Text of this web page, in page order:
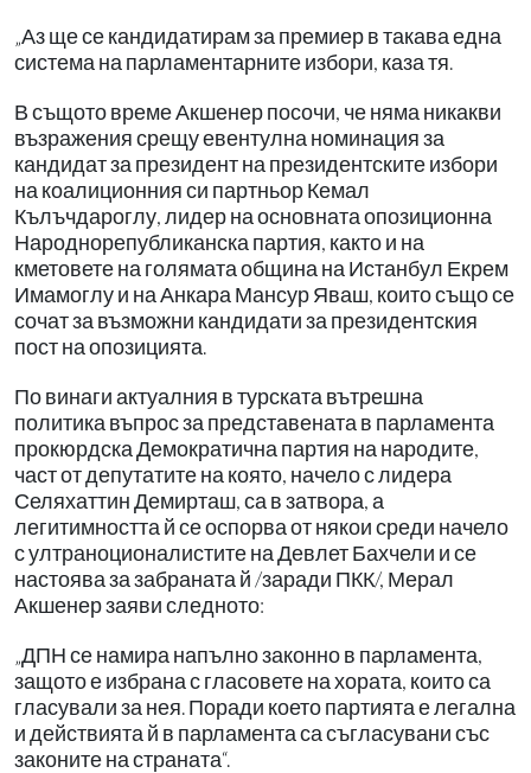
„Аз ще се кандидатирам за премиер в такава една
система на парламентарните избори, каза тя.
В същото време Акшенер посочи, че няма никакви
възражения срещу евентулна номинация за
кандидат за президент на президентските избори
на коалиционния си партньор Кемал
Кълъчдароглу, лидер на основната опозиционна
Народнорепубликанска партия, както и на
кметовете на голямата община на Истанбул Екрем
Имамоглу и на Анкара Мансур Яваш, които също се
сочат за възможни кандидати за президентския
пост на опозицията.
По винаги актуалния в турската вътрешна
политика въпрос за представената в парламента
прокюрдска Демократична партия на народите,
част от депутатите на която, начело с лидера
Селяхаттин Демирташ, са в затвора, а
легитимността й се оспорва от някои среди начело
с ултраноционалистите на Девлет Бахчели и се
настоява за забраната й /заради ПКК/, Мерал
Акшенер заяви следното:
„ДПН се намира напълно законно в парламента,
защото е избрана с гласовете на хората, които са
гласували за нея. Поради което партията е легална
и действията й в парламента са съгласувани със
законите на страната“.